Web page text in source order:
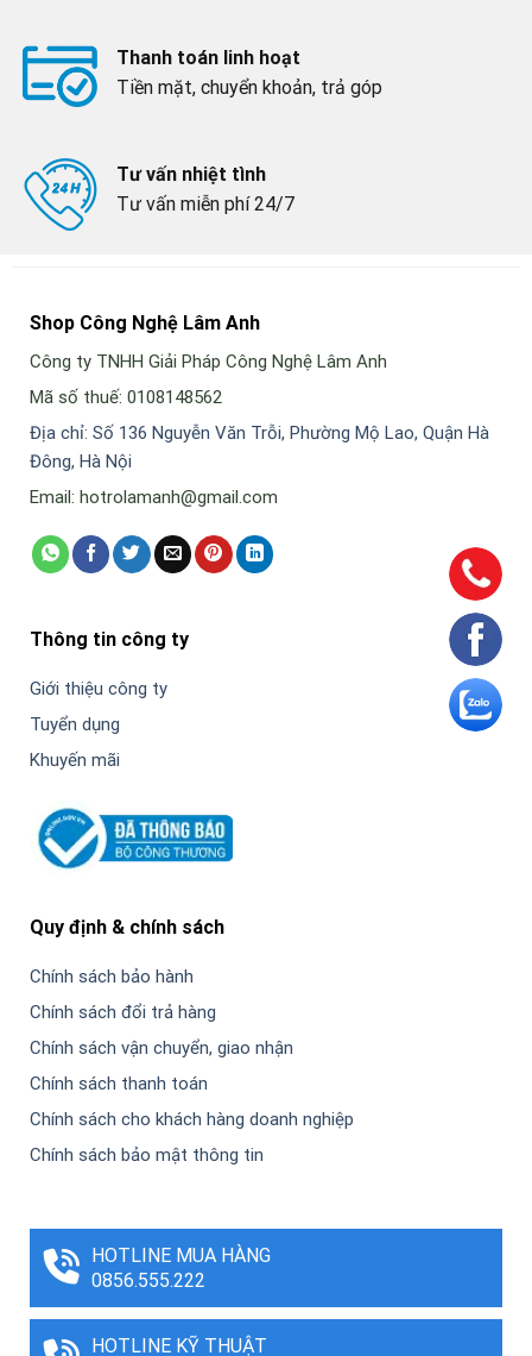
Thanh toán linh hoạt
Tiền mặt, chuyển khoản, trả góp
Tư vấn nhiệt tình
Tư vấn miễn phí 24/7
Shop Công Nghệ Lâm Anh
Công ty TNHH Giải Pháp Công Nghệ Lâm Anh
Mã số thuế: 0108148562
Địa chỉ: Số 136 Nguyễn Văn Trỗi, Phường Mộ Lao, Quận Hà
Đông, Hà Nội
Email: hotrolamanh@gmail.com
Thông tin công ty
Giới thiệu công ty
Tuyển dụng
Khuyến mãi
Quy định & chính sách
Chính sách bảo hành
Chính sách đổi trả hàng
Chính sách vận chuyển, giao nhận
Chính sách thanh toán
Chính sách cho khách hàng doanh nghiệp
Chính sách bảo mật thông tin
HOTLINE MUA HÀNG
0856.555.222
HOTLINE KỸ THUẬT